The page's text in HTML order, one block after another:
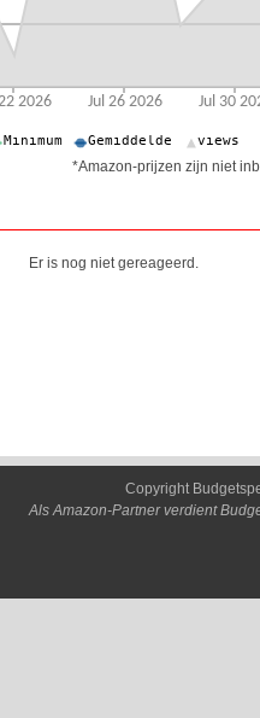
*Amazon-prijzen zijn niet
Er is nog niet gereageerd.
Copyright
Als Amazon-Partner verdient